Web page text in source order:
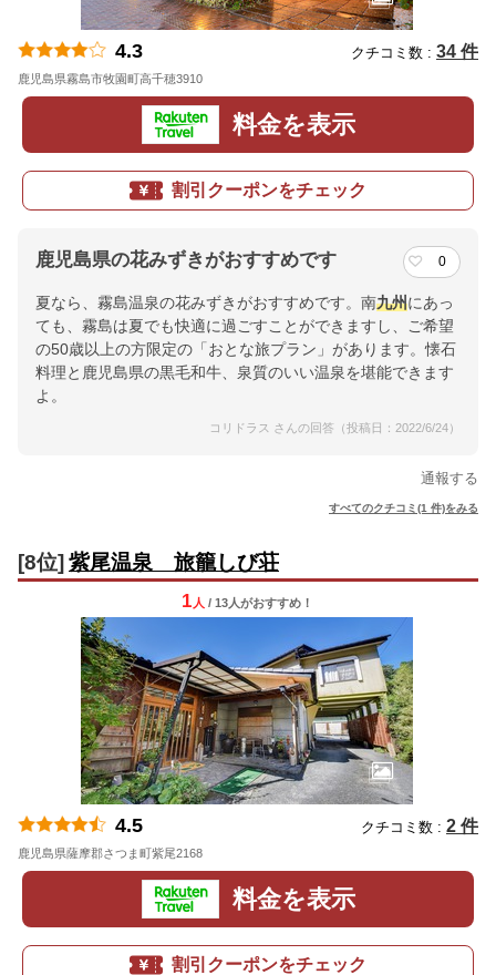
4.3 クチコミ数 : 34 件
鹿児島県霧島市牧園町高千穂3910
料金を表示
割引クーポンをチェック
鹿児島県の花みずきがおすすめです 0
夏なら、霧島温泉の花みずきがおすすめです。南九州にあっ
ても、霧島は夏でも快適に過ごすことができますし、ご希望
の50歳以上の方限定の「おとな旅プラン」があります。懐石
料理と鹿児島県の黒毛和牛、泉質のいい温泉を堪能できます
よ。
コリドラス さんの回答（投稿日：2022/6/24）
通報する
すべてのクチコミ(1 件)をみる
[8位] 紫尾温泉 旅籠しび荘
1 人 / 13人がおすすめ！
4.5 クチコミ数 : 2 件
鹿児島県薩摩郡さつま町紫尾2168
料金を表示
割引クーポンをチェック